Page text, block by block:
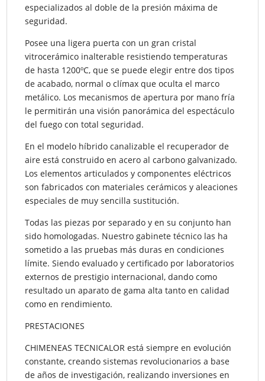
especializados al doble de la presión máxima de
seguridad.
Posee una ligera puerta con un gran cristal
vitrocerámico inalterable resistiendo temperaturas
de hasta 1200ºC, que se puede elegir entre dos tipos
de acabado, normal o clímax que oculta el marco
metálico. Los mecanismos de apertura por mano fría
le permitirán una visión panorámica del espectáculo
del fuego con total seguridad.
En el modelo híbrido canalizable el recuperador de
aire está construido en acero al carbono galvanizado.
Los elementos articulados y componentes eléctricos
son fabricados con materiales cerámicos y aleaciones
especiales de muy sencilla sustitución.
Todas las piezas por separado y en su conjunto han
sido homologadas. Nuestro gabinete técnico las ha
sometido a las pruebas más duras en condiciones
límite. Siendo evaluado y certificado por laboratorios
externos de prestigio internacional, dando como
resultado un aparato de gama alta tanto en calidad
como en rendimiento.
PRESTACIONES
CHIMENEAS TECNICALOR está siempre en evolución
constante, creando sistemas revolucionarios a base
de años de investigación, realizando inversiones en